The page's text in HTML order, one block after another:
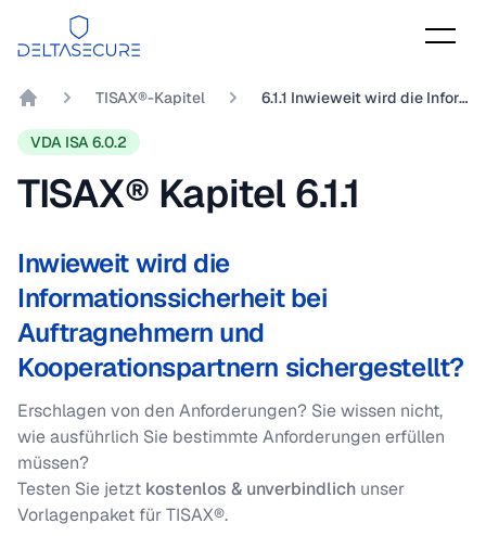
DeltaSecure
TISAX®-Kapitel 6.1.1 Inwieweit wird die Informationssicherheit bei Auftragnehmern und Kooperationspartnern sichergestellt?
VDA ISA 6.0.2
TISAX® Kapitel 6.1.1
Inwieweit wird die
Informationssicherheit bei
Auftragnehmern und
Kooperationspartnern sichergestellt?
Erschlagen von den Anforderungen? Sie wissen nicht,
wie ausführlich Sie bestimmte Anforderungen erfüllen
müssen?
Testen Sie jetzt kostenlos & unverbindlich unser
Vorlagenpaket für TISAX®.